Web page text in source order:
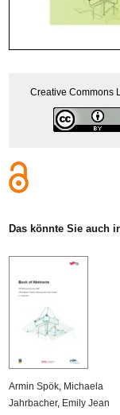
Crea­ti­ve Com­mons
Das könn­te Sie auch
Armin Spök Mi­chae­la
Jahr­ba­cher, Emily Jean